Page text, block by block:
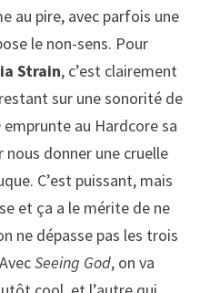
au pire, avec parfois une
le non-sens. Pour
Strain, c’est clairement
sur une sonorité de
emprunte au Hardcore sa
donner une cruelle
C’est puissant, mais
et ça a le mérite de ne
ne dépasse pas les trois
Seeing God, on va